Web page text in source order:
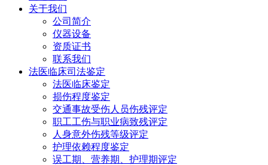
关于我们
公司简介
仪器设备
资质证书
联系我们
法医临床司法鉴定
法医临床鉴定
损伤程度鉴定
交通事故受伤人员伤残评定
职工工伤与职业病致残评定
人身意外伤残等级评定
护理依赖程度鉴定
误工期、营养期、护理期评定